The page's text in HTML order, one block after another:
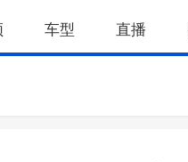
车型 直播